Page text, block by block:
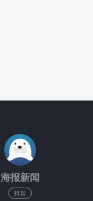
海报新闻
抖音